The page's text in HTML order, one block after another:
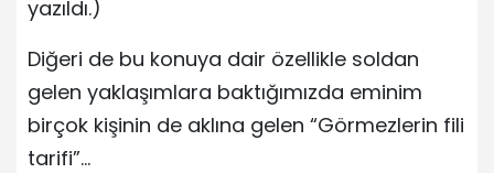
yazıldı.)
Diğeri de bu konuya dair özellikle soldan
gelen yaklaşımlara baktığımızda eminim
birçok kişinin de aklına gelen “Görmezlerin fili
tarifi”…